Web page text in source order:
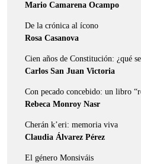
Mario Camarena Ocampo
De la crónica al ícono
Rosa Casanova
Cien años de Constitución: ¿qué
Carlos San Juan Victoria
Con pecado concebido: un libro
Rebeca Monroy Nasr
Cherán k’eri: memoria viva
Claudia Álvarez Pérez
El género Monsiváis